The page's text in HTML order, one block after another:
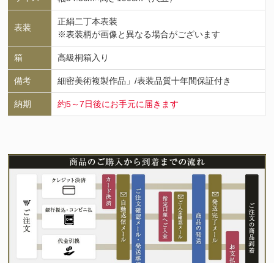
表装
正絹二丁本表装
※表装柄が画像と異なる場合がございます
箱 高級桐箱入り
備考 細密美術複製作品」/表装品質十年間保証付き
納期 約5～7日後にお手元に届きます